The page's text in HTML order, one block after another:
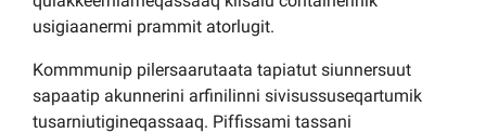
usigiaanermi prammit atorlugit.
Kommmunip pilersaarutaata tapiatut siunnersuut
sapaatip akunnerini arfinilinni sivisussuseqartumik
tusarniutigineqassaaq. Piffissami tassani